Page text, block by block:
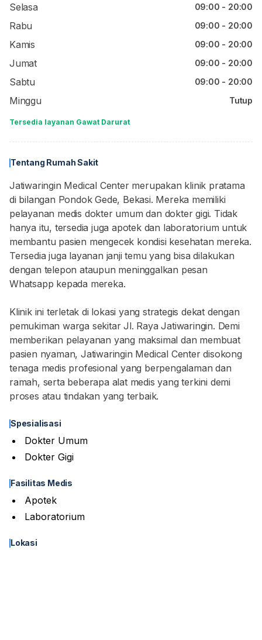
Selasa 09:00 - 20:00
Rabu 09:00 - 20:00
Kamis 09:00 - 20:00
Jumat 09:00 - 20:00
Sabtu 09:00 - 20:00
Minggu Tutup
Tersedia layanan Gawat Darurat
Tentang Rumah Sakit
Jatiwaringin Medical Center merupakan klinik pratama
di bilangan Pondok Gede, Bekasi. Mereka memiliki
pelayanan medis dokter umum dan dokter gigi. Tidak
hanya itu, tersedia juga apotek dan laboratorium untuk
membantu pasien mengecek kondisi kesehatan mereka.
Tersedia juga layanan janji temu yang bisa dilakukan
dengan telepon ataupun meninggalkan pesan
Whatsapp kepada mereka.
Klinik ini terletak di lokasi yang strategis dekat dengan
pemukiman warga sekitar Jl. Raya Jatiwaringin. Demi
memberikan pelayanan yang maksimal dan membuat
pasien nyaman, Jatiwaringin Medical Center disokong
tenaga medis profesional yang berpengalaman dan
ramah, serta beberapa alat medis yang terkini demi
proses atau tindakan yang terbaik.
Spesialisasi
Dokter Umum
Dokter Gigi
Fasilitas Medis
Apotek
Laboratorium
Lokasi